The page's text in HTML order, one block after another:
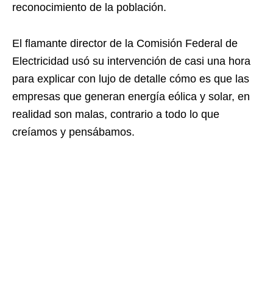
reconocimiento de la población.
El flamante director de la Comisión Federal de
Electricidad usó su intervención de casi una hora
para explicar con lujo de detalle cómo es que las
empresas que generan energía eólica y solar, en
realidad son malas, contrario a todo lo que
creíamos y pensábamos.